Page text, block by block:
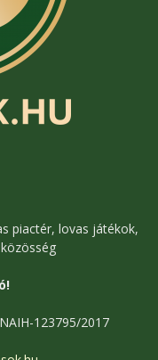
piactér, lovas játékok,
123795/2017